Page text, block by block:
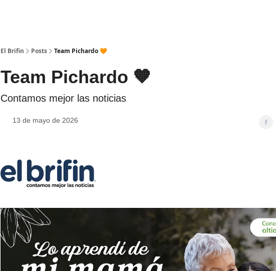
El Brifin Posts Team Pichardo 🧡
Team Pichardo 🧡
Contamos mejor las noticias
13 de mayo de 2026